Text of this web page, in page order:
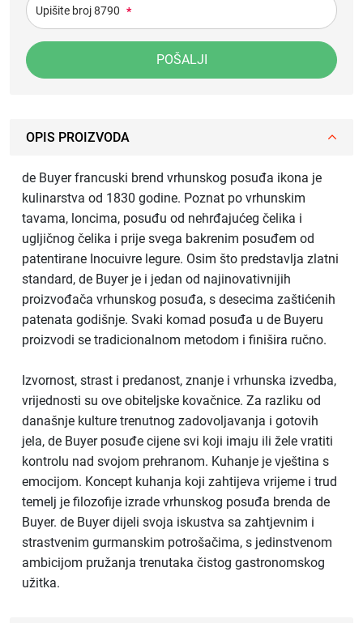
Upišite broj 8790 *
POŠALJI
OPIS PROIZVODA
de Buyer francuski brend vrhunskog posuđa ikona je
kulinarstva od 1830 godine. Poznat po vrhunskim
tavama, loncima, posuđu od nehrđajućeg čelika i
ugljičnog čelika i prije svega bakrenim posuđem od
patentirane Inocuivre legure. Osim što predstavlja zlatni
standard, de Buyer je i jedan od najinovativnijih
proizvođača vrhunskog posuđa, s desecima zaštićenih
patenata godišnje. Svaki komad posuđa u de Buyeru
proizvodi se tradicionalnom metodom i finišira ručno.
Izvornost, strast i predanost, znanje i vrhunska izvedba,
vrijednosti su ove obiteljske kovačnice. Za razliku od
današnje kulture trenutnog zadovoljavanja i gotovih
jela, de Buyer posuđe cijene svi koji imaju ili žele vratiti
kontrolu nad svojom prehranom. Kuhanje je vještina s
emocijom. Koncept kuhanja koji zahtijeva vrijeme i trud
temelj je filozofije izrade vrhunskog posuđa brenda de
Buyer. de Buyer dijeli svoja iskustva sa zahtjevnim i
strastvenim gurmanskim potrošačima, s jedinstvenom
ambicijom pružanja trenutaka čistog gastronomskog
užitka.